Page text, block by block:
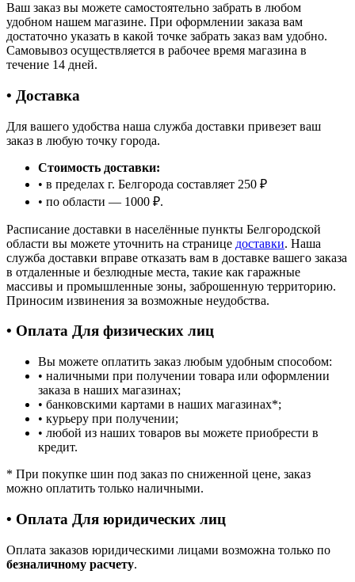
Ваш заказ вы можете самостоятельно забрать в любом
удобном нашем магазине. При оформлении заказа вам
достаточно указать в какой точке забрать заказ вам удобно.
Самовывоз осуществляется в рабочее время магазина в
течение 14 дней.
• Доставка
Для вашего удобства наша служба доставки привезет ваш
заказ в любую точку города.
Стоимость доставки:
• в пределах г. Белгорода составляет 250 ₽
• по области — 1000 ₽.
Расписание доставки в населённые пункты Белгородской
области вы можете уточнить на странице доставки. Наша
служба доставки вправе отказать вам в доставке вашего заказа
в отдаленные и безлюдные места, такие как гаражные
массивы и промышленные зоны, заброшенную территорию.
Приносим извинения за возможные неудобства.
• Оплата Для физических лиц
Вы можете оплатить заказ любым удобным способом:
• наличными при получении товара или оформлении
заказа в наших магазинах;
• банковскими картами в наших магазинах*;
• курьеру при получении;
• любой из наших товаров вы можете приобрести в
кредит.
* При покупке шин под заказ по сниженной цене, заказ
можно оплатить только наличными.
• Оплата Для юридических лиц
Оплата заказов юридическими лицами возможна только по
безналичному расчету.